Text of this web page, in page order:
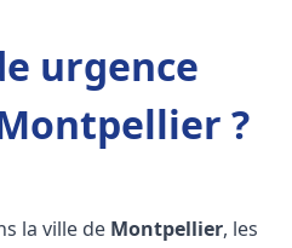
urgence
?
la ville de Montpellier, les